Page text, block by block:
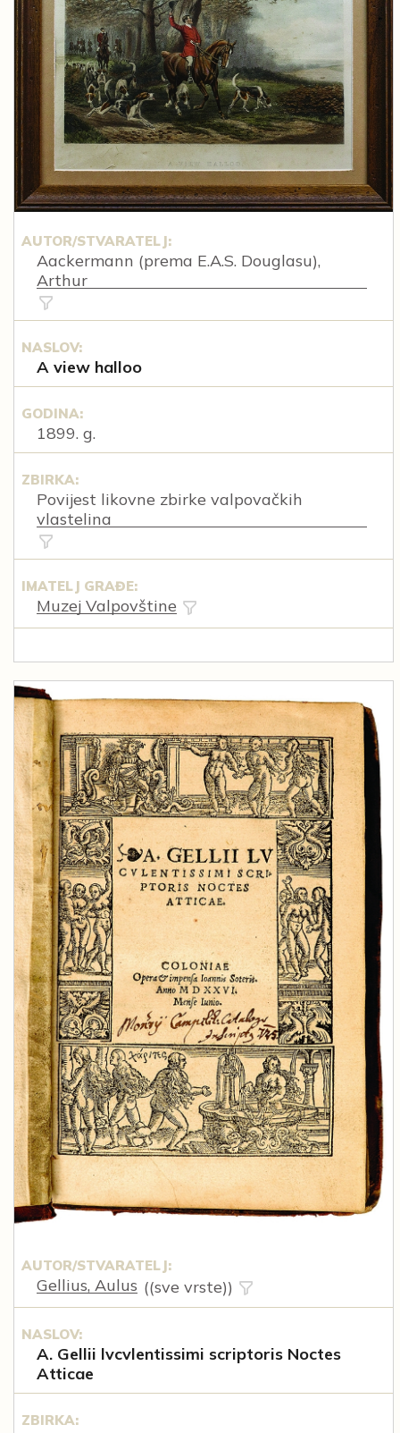
AUTOR/STVARATELJ:
Aackermann (prema E.A.S. Douglasu),
Arthur
NASLOV:
A view halloo
GODINA:
1899. g.
ZBIRKA:
Povijest likovne zbirke valpovačkih
vlastelina
IMATELJ GRAĐE:
Muzej Valpovštine
AUTOR/STVARATELJ:
Gellius, Aulus ((sve vrste))
NASLOV:
A. Gellii lvcvlentissimi scriptoris Noctes
Atticae
ZBIRKA: